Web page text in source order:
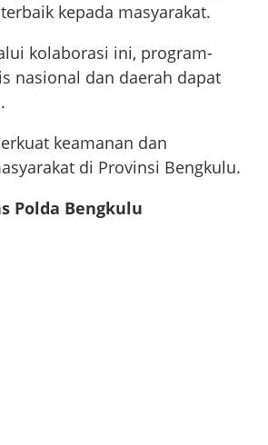
kepada masyarakat.
kolaborasi ini, program-
nasional dan daerah dapat
keamanan dan
di Provinsi Bengkulu.
Polda Bengkulu